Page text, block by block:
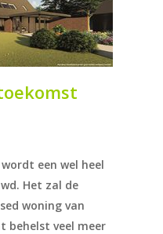
een wel heel
Het zal de
woning van
behelst veel meer